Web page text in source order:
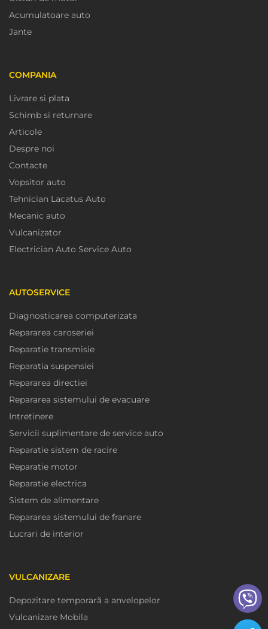
Acumulatoare auto
Jante
COMPANIA
Livrare si plata
Schimb si returnare
Articole
Despre noi
Contacte
Vopsitor auto
Tehnician Lacatus Auto
Mecanic auto
Vulcanizator
Electrician Auto Service Auto
AUTOSERVICE
Diagnosticarea computerizata
Repararea caroseriei
Reparatie transmisie
Reparatia suspensiei
Repararea directiei
Repararea sistemului de evacuare
Intretinere
Servicii suplimentare de service auto
Reparatie sistem de racire
Reparatie motor
Reparatie electrica
Sistem de alimentare
Repararea sistemului de franare
Lucrari de interior
VULCANIZARE
Depozitare temporară a anvelopelor
Vulcanizare Mobila